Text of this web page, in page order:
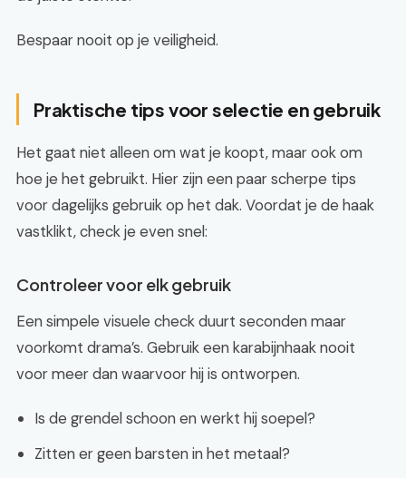
Bespaar nooit op je veiligheid.
Praktische tips voor selectie en gebruik
Het gaat niet alleen om wat je koopt, maar ook om
hoe je het gebruikt. Hier zijn een paar scherpe tips
voor dagelijks gebruik op het dak. Voordat je de haak
vastklikt, check je even snel:
Controleer voor elk gebruik
Een simpele visuele check duurt seconden maar
voorkomt drama’s. Gebruik een karabijnhaak nooit
voor meer dan waarvoor hij is ontworpen.
Is de grendel schoon en werkt hij soepel?
Zitten er geen barsten in het metaal?